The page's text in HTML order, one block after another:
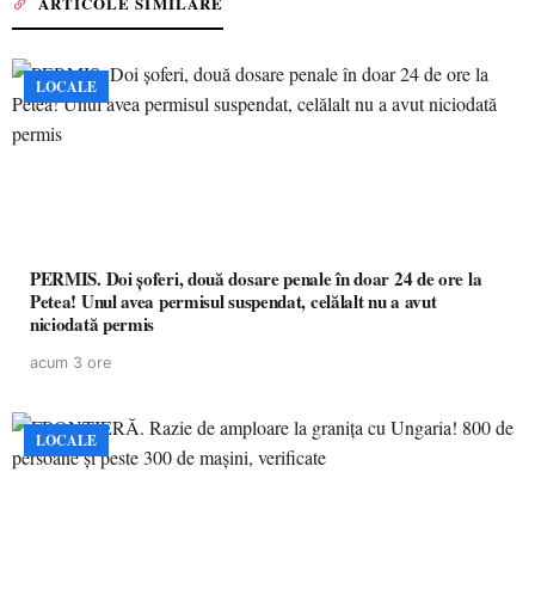
LOCALE
PERMIS. Doi șoferi, două dosare penale în doar 24 de ore la
Petea! Unul avea permisul suspendat, celălalt nu a avut
niciodată permis
acum 3 ore
LOCALE